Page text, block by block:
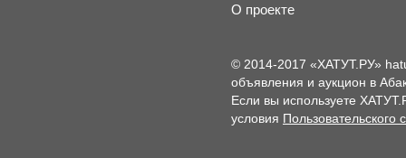
О проекте
© 2014-2017 «ХАТУТ.РУ»
объявления и аукцион в
Если вы используете
условия Пользовательского